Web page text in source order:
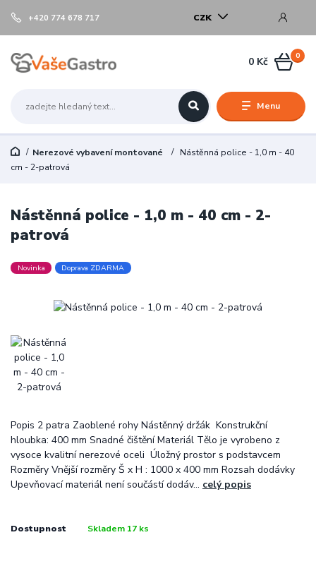
Menu
CZK
+420 774 678 717
0
0 Kč
Nerezové vybavení montované
Nástěnná police - 1,0 m - 40
cm - 2-patrová
Nástěnná police - 1,0 m - 40 cm - 2-
patrová
Novinka Doprava ZDARMA
Popis 2 patra Zaoblené rohy Nástěnný držák Konstrukční
hloubka: 400 mm Snadné čištění Materiál Tělo je vyrobeno z
vysoce kvalitní nerezové oceli Úložný prostor s podstavcem
Rozměry Vnější rozměry Š x H : 1000 x 400 mm Rozsah dodávky
Upevňovací materiál není součástí dodáv... celý popis
Dostupnost Skladem 17 ks